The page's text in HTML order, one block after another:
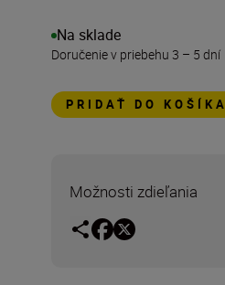
Na sklade
Doručenie v priebehu 3 – 5 dní
PRIDAŤ DO KOŠÍKA
Možnosti zdieľania